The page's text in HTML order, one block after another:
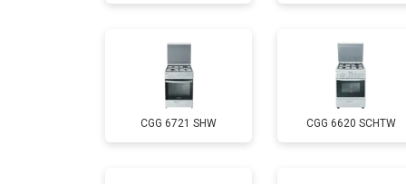
Замена лампы подсветки
Ремонт чугунной конфорки
CGG 6721 SHW CGG 6620 SCHTW